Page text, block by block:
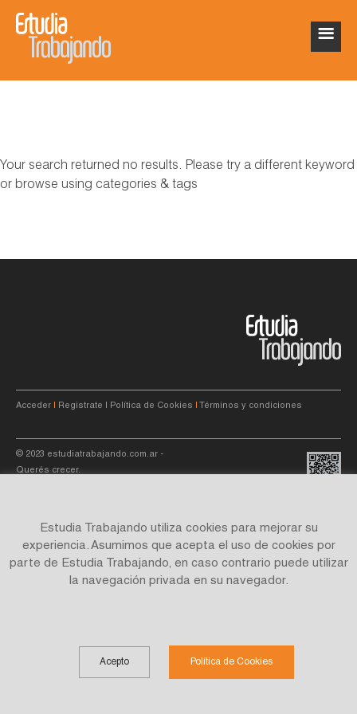
Your search returned no results. Please try a different keyword
or browse using categories & tags
Acceder Registrate Política de Cookies Términos y condiciones
© 2023 estudiatrabajando.com.ar -
Querés crecer.
Site by
Estudia Trabajando utiliza cookies para mejorar su
experiencia. Asumimos que acepta el uso de cookies por
parte de Estudia Trabajando, en caso contrario puede utilizar
la navegación privada en su navegador.
Acepto Política de Cookies